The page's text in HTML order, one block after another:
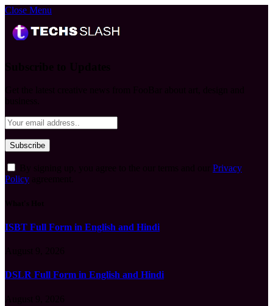
Close Menu
Privacy
Policy
ISBT Full Form in English and Hindi
DSLR Full Form in English and Hindi